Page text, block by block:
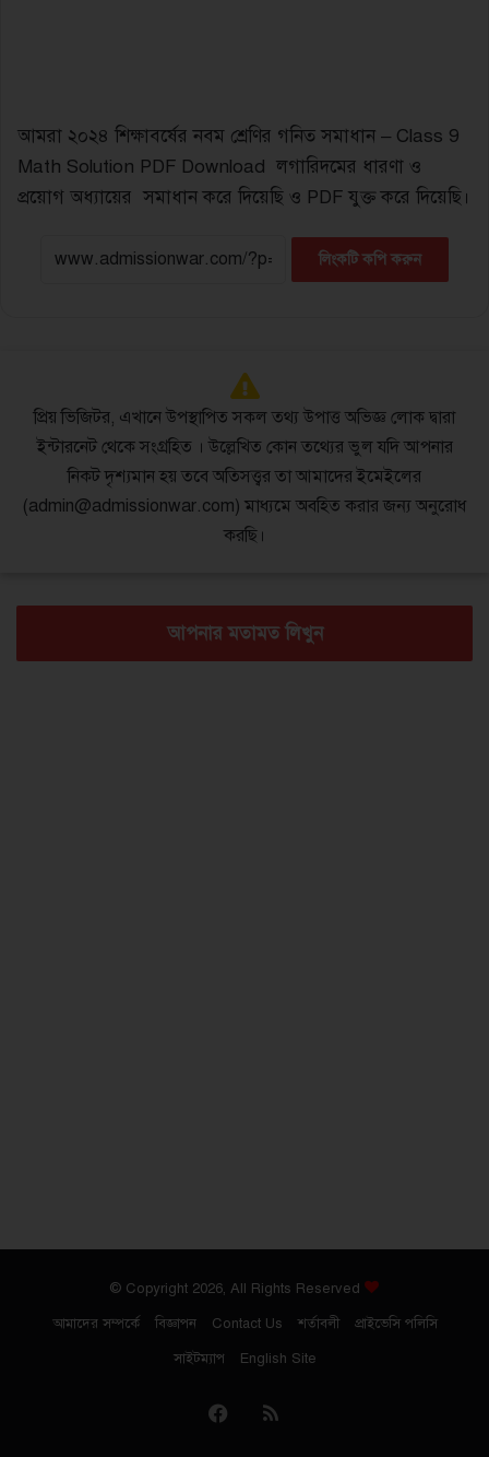
আমরা ২০২৪ শিক্ষাবর্ষের নবম শ্রেণির গনিত সমাধান – Class 9
Math Solution PDF Download লগারিদমের ধারণা ও
প্রয়োগ অধ্যায়ের সমাধান করে দিয়েছি ও PDF যুক্ত করে দিয়েছি।
লিংকটি কপি করুন
প্রিয় ভিজিটর, এখানে উপস্থাপিত সকল তথ্য উপাত্ত অভিজ্ঞ লোক দ্বারা
ইন্টারনেট থেকে সংগ্রহিত । উল্লেখিত কোন তথ্যের ভুল যদি আপনার
নিকট দৃশ্যমান হয় তবে অতিসত্ত্বর তা আমাদের ইমেইলের
(admin@admissionwar.com) মাধ্যমে অবহিত করার জন্য অনুরোধ
করছি।
আপনার মতামত লিখুন
© Copyright 2026, All Rights Reserved
আমাদের সম্পর্কে
বিজ্ঞাপন Contact Us শর্তাবলী
প্রাইভেসি পলিসি
সাইটম্যাপ
English Site
Facebook
RSS